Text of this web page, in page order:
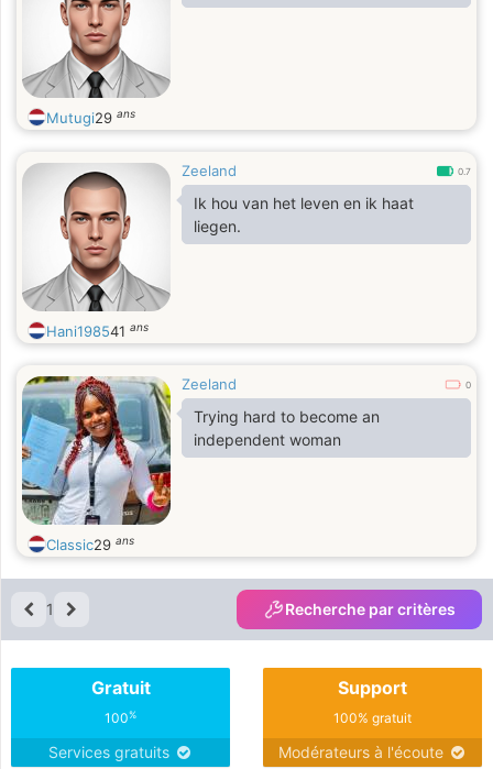
Mutugi29 ans
Zeeland 0.7
Ik hou van het leven en ik haat
liegen.
Hani198541 ans
Zeeland 0
Trying hard to become an
independent woman
Classic29 ans
1 Recherche par critères
Gratuit
100%
Services gratuits
Support
100% gratuit
Modérateurs à l'écoute